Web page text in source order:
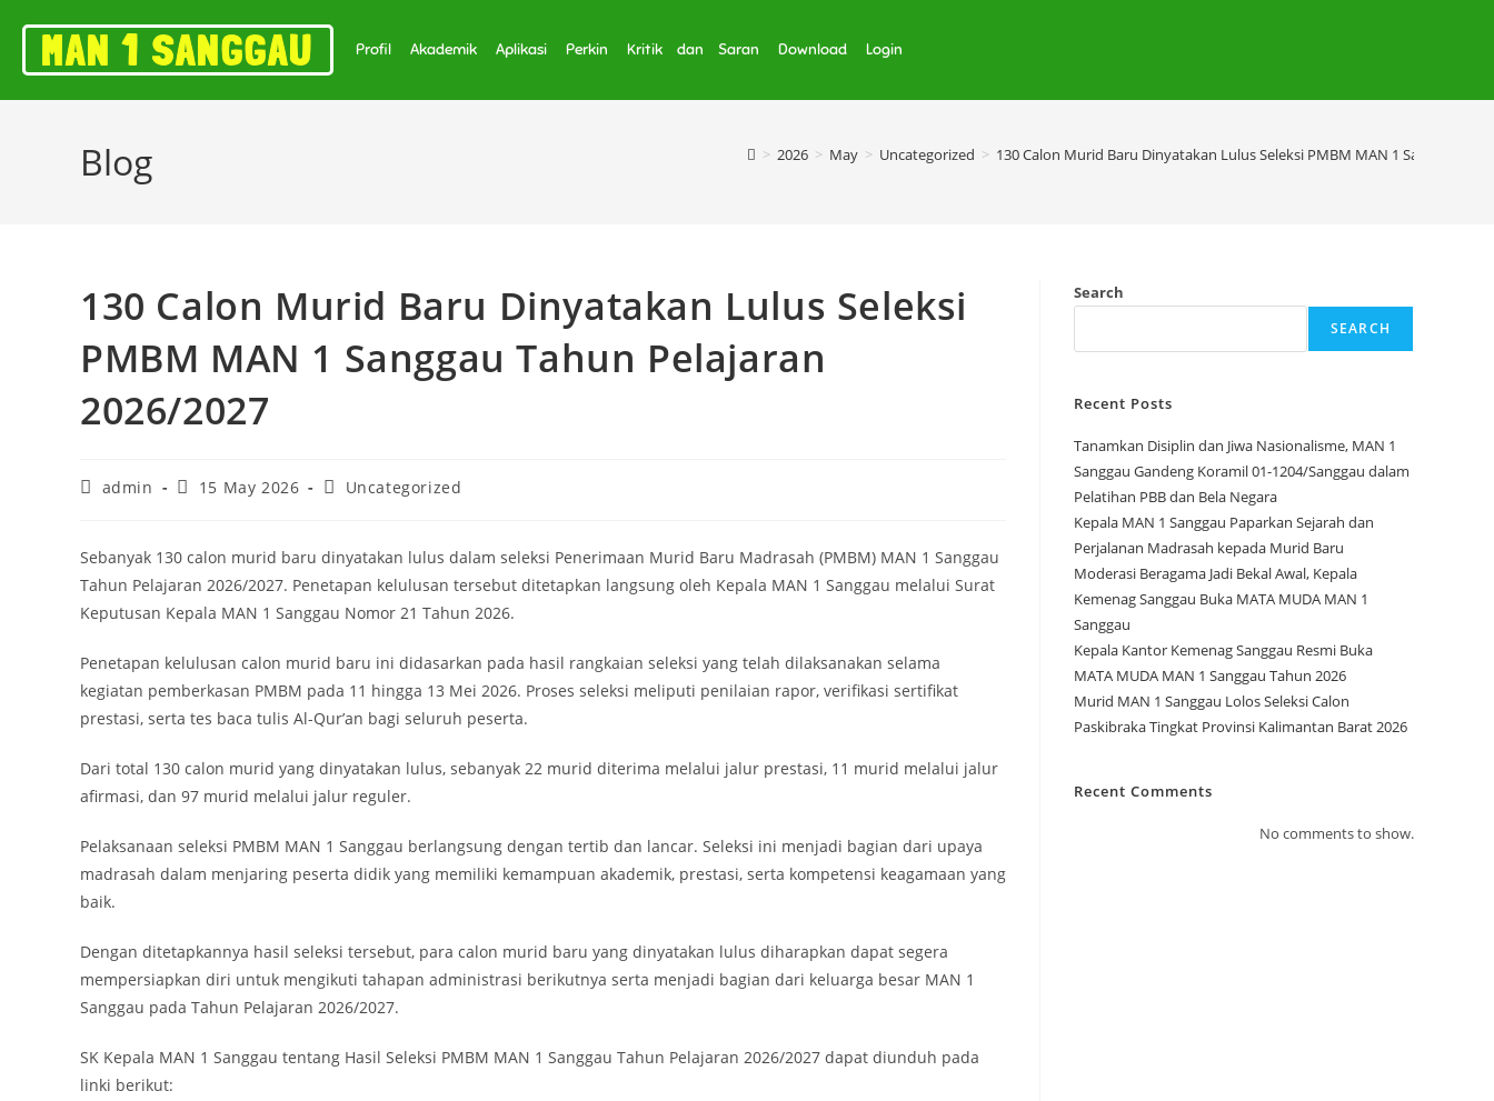
MAN 1 SANGGAU Profil Akademik Aplikasi Perkin Kritik dan Saran Download Login
Blog > 2026 > May > Uncategorized > 130 Calon Murid Baru Dinyatakan Lulus Seleksi PMBM MAN 1 Sanggau
130 Calon Murid Baru Dinyatakan Lulus Seleksi
PMBM MAN 1 Sanggau Tahun Pelajaran
2026/2027
admin 15 May 2026 Uncategorized
Sebanyak 130 calon murid baru dinyatakan lulus dalam seleksi Penerimaan Murid Baru Madrasah (PMBM) MAN 1 Sanggau
Tahun Pelajaran 2026/2027. Penetapan kelulusan tersebut ditetapkan langsung oleh Kepala MAN 1 Sanggau melalui Surat
Keputusan Kepala MAN 1 Sanggau Nomor 21 Tahun 2026.
Penetapan kelulusan calon murid baru ini didasarkan pada hasil rangkaian seleksi yang telah dilaksanakan selama
kegiatan pemberkasan PMBM pada 11 hingga 13 Mei 2026. Proses seleksi meliputi penilaian rapor, verifikasi sertifikat
prestasi, serta tes baca tulis Al-Qur’an bagi seluruh peserta.
Dari total 130 calon murid yang dinyatakan lulus, sebanyak 22 murid diterima melalui jalur prestasi, 11 murid melalui jalur
afirmasi, dan 97 murid melalui jalur reguler.
Pelaksanaan seleksi PMBM MAN 1 Sanggau berlangsung dengan tertib dan lancar. Seleksi ini menjadi bagian dari upaya
madrasah dalam menjaring peserta didik yang memiliki kemampuan akademik, prestasi, serta kompetensi keagamaan yang
baik.
Dengan ditetapkannya hasil seleksi tersebut, para calon murid baru yang dinyatakan lulus diharapkan dapat segera
mempersiapkan diri untuk mengikuti tahapan administrasi berikutnya serta menjadi bagian dari keluarga besar MAN 1
Sanggau pada Tahun Pelajaran 2026/2027.
SK Kepala MAN 1 Sanggau tentang Hasil Seleksi PMBM MAN 1 Sanggau Tahun Pelajaran 2026/2027 dapat diunduh pada
linki berikut:
Search
SEARCH
Recent Posts
Tanamkan Disiplin dan Jiwa Nasionalisme, MAN 1
Sanggau Gandeng Koramil 01-1204/Sanggau dalam
Pelatihan PBB dan Bela Negara
Kepala MAN 1 Sanggau Paparkan Sejarah dan
Perjalanan Madrasah kepada Murid Baru
Moderasi Beragama Jadi Bekal Awal, Kepala
Kemenag Sanggau Buka MATA MUDA MAN 1
Sanggau
Kepala Kantor Kemenag Sanggau Resmi Buka
MATA MUDA MAN 1 Sanggau Tahun 2026
Murid MAN 1 Sanggau Lolos Seleksi Calon
Paskibraka Tingkat Provinsi Kalimantan Barat 2026
Recent Comments
No comments to show.